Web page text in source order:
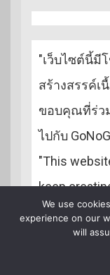
"เว็บไซต์นี้มี
สร้างสรรค์
ขอบคุณที่ร่ว
ไปกับ
"This
keep
access for
of our
We use
experience on our
will